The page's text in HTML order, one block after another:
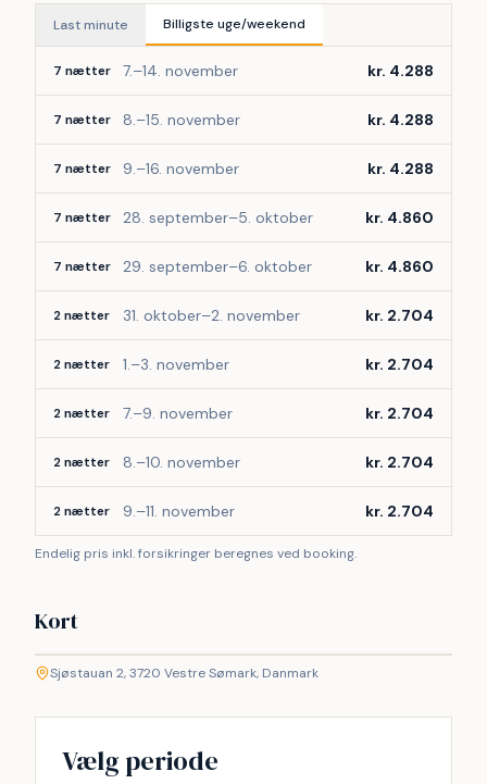
Last minute Billigste uge/weekend
7 nætter 7.–14. november kr. 4.288
7 nætter 8.–15. november kr. 4.288
7 nætter 9.–16. november kr. 4.288
7 nætter 28. september–5. oktober kr. 4.860
7 nætter 29. september–6. oktober kr. 4.860
2 nætter 31. oktober–2. november kr. 2.704
2 nætter 1.–3. november kr. 2.704
2 nætter 7.–9. november kr. 2.704
2 nætter 8.–10. november kr. 2.704
2 nætter 9.–11. november kr. 2.704
Endelig pris inkl. forsikringer beregnes ved booking.
Kort
+
−
Sjøstauan 2, 3720 Vestre Sømark, Danmark
Vælg periode